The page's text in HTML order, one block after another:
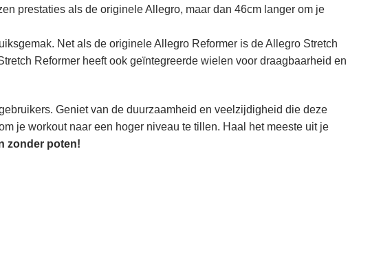
prestaties als de originele Allegro, maar dan 46cm langer om je
Net als de originele Allegro Reformer is de Allegro Stretch
Reformer heeft ook geïntegreerde wielen voor draagbaarheid en
Geniet van de duurzaamheid en veelzijdigheid die deze
je workout naar een hoger niveau te tillen. Haal het meeste uit je
zonder poten!